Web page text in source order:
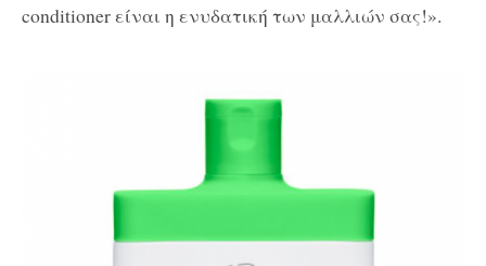
conditioner είναι η ενυδατική των μαλλιών σας!».